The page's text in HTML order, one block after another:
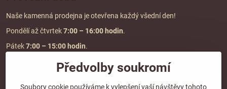
Naše kamenná prodejna je otevřena každý všední den!
Pondělí až čtvrtek7:00 – 16:00 hodin.
Pátek7:00 – 15:00 hodin.
Doprava a platba
Předvolby soukromí
Soubory cookie používáme k vylepšení vaší návštěvy tohoto